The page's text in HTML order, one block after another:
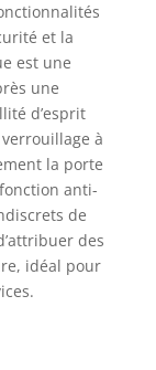
et
à une
le
de 5
avec
de
avec
le
une
«
et la
est une
une
d’esprit
à
la porte
anti-
de
des
idéal pour